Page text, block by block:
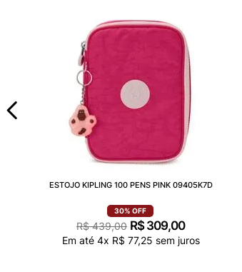
ESTOJO KIPLING 100 PENS PINK 09405K7D
30% OFF
R$ 439,00 R$ 309,00
Em até 4x R$ 77,25 sem juros